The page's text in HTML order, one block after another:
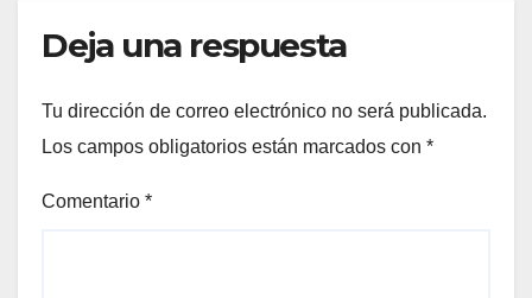
Deja una respuesta
Tu dirección de correo electrónico no será publicada.
Los campos obligatorios están marcados con *
Comentario *